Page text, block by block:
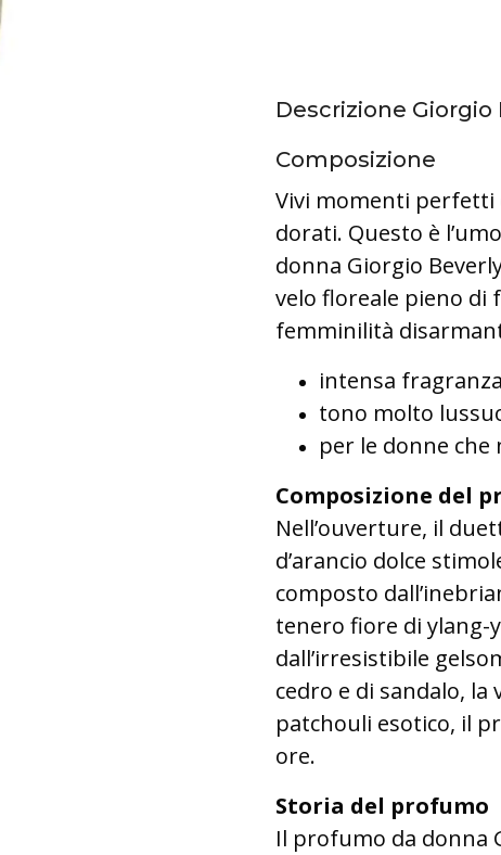
Descrizione Giorgio
Composizione
Vivi momenti perfetti
dorati. Questo è
donna Giorgio
velo floreale pieno di
femminilità
intensa
tono molto
per le donne
Composizione del
Nell’ouverture, il
d’arancio dolce
composto
tenero fiore di ylang-
dall’irresistibile
cedro e di sandalo,
patchouli esotico, il
ore.
Storia del profumo
Il profumo da donna